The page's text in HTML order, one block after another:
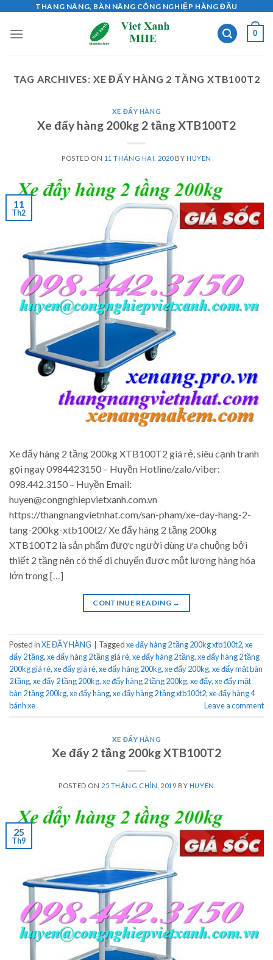
content
THANG NÂNG, BÀN NÂNG CÔNG NGHIỆP HÀNG ĐẦU
0
TAG ARCHIVES: XE ĐẨY HÀNG 2 TẦNG XTB100T2
XE ĐẨY HÀNG
Xe đẩy hàng 200kg 2 tầng XTB100T2
POSTED ON 11 THÁNG HAI, 2020BYHUYEN
11
Th2
Xe đẩy hàng 2 tầng 200kg XTB100T2 giá rẻ, siêu cạnh tranh
gọi ngay 0984423150 – Huyền Hotline/zalo/viber:
098.442.3150 – Huyền Email:
huyen@congnghiepvietxanh.com.vn
https://thangnangvietnhat.com/san-pham/xe-day-hang-2-
tang-200kg-xtb100t2/ Xe đẩy hàng 2 tầng 200kg
XTB100T2 là sản phẩm được người dùng ưa chuộng bởi
thiết 2 tầng nên có thể di chuyển được một lượng hàng hóa
lớn trong […]
CONTINUE READING →
Posted inXE ĐẨY HÀNG Taggedxe đẩy hàng 2 tầng 200kg xtb100t2,xe
đẩy 2 tầng,xe đẩy hàng 2 tầng giá rẻ,xe đẩy hàng 2 tầng,xe đẩy hàng 2 tầng
200kg giá rẻ,xe đẩy giá rẻ,xe đẩy hàng 200kg,xe đẩy 200kg,xe đẩy mặt bàn
2 tầng,xe đẩy 2 tầng 200kg,xe đẩy hàng 2 tầng 200kg,xe đẩy,xe đẩy mặt
bàn 2 tầng 200kg,xe đẩy hàng,xe đẩy hàng 2 tầng xtb100t2,xe đẩy hàng 4
bánh xe
Leave a comment
XE ĐẨY HÀNG
Xe đẩy 2 tầng 200kg XTB100T2
POSTED ON 25 THÁNG CHÍN, 2019 BY HUYEN
25
Th9